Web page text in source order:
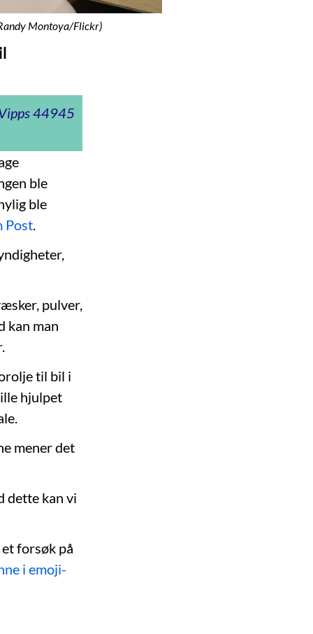
Montoya/Flickr)
44945
ble
ble
Post.
pulver,
kan man
til bil i
hjulpet
mener det
dette kan vi
forsøk på
i emoji-